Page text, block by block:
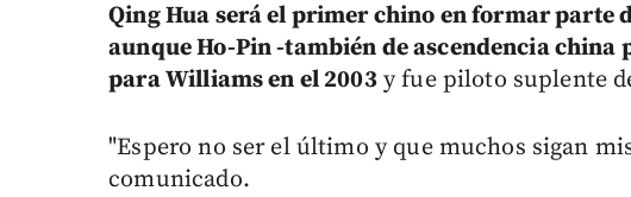
Qing Hua será el primer chino en formar parte
aunque Ho-Pin -también de ascendencia china
para Williams en el 2003y fue piloto suplente
"Espero no ser el último y que muchos sigan
comunicado.